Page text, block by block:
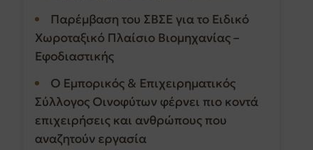
Παρέμβαση του ΣΒΣΕ για το Ειδικό
Χωροταξικό Πλαίσιο Βιομηχανίας –
Εφοδιαστικής
Ο Εμπορικός & Επιχειρηματικός
Σύλλογος Οινοφύτων φέρνει πιο κοντά
επιχειρήσεις και ανθρώπους που
αναζητούν εργασία